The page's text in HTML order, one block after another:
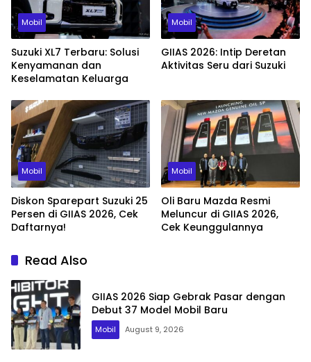
Mobil
Suzuki XL7 Terbaru: Solusi
Kenyamanan dan
Keselamatan Keluarga
Mobil
GIIAS 2026: Intip Deretan
Aktivitas Seru dari Suzuki
Mobil
Diskon Sparepart Suzuki 25
Persen di GIIAS 2026, Cek
Daftarnya!
Mobil
Oli Baru Mazda Resmi
Meluncur di GIIAS 2026,
Cek Keunggulannya
Read Also
GIIAS 2026 Siap Gebrak Pasar dengan
Debut 37 Model Mobil Baru
Mobil August 9, 2026